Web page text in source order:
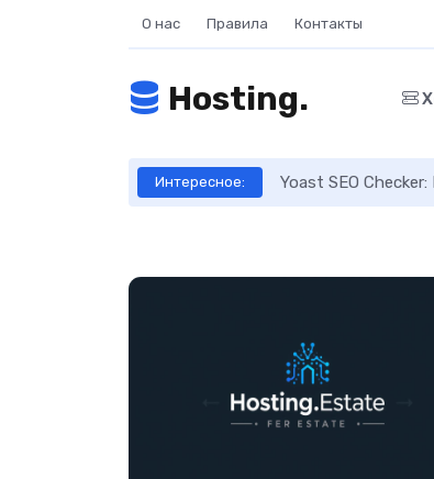
О нас Правила Контакты
Hosting.
Интересное: Yoast SEO